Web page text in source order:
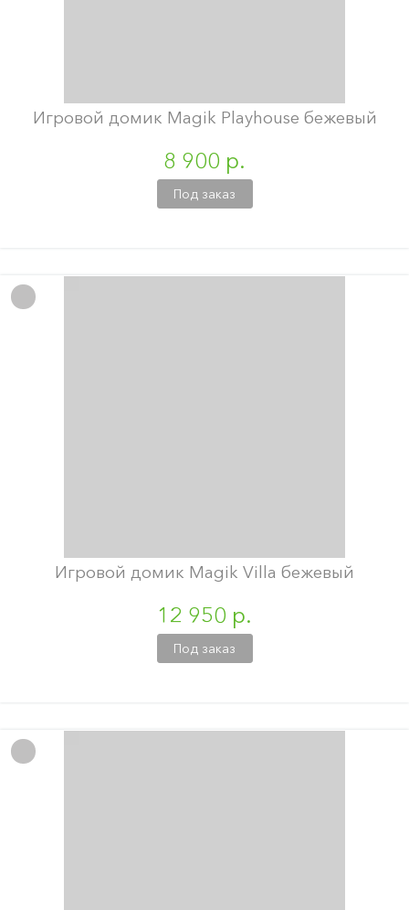
Игровой домик Magik Playhouse бежевый
8 900 р.
Под заказ
Игровой домик Magik Villa бежевый
12 950 р.
Под заказ